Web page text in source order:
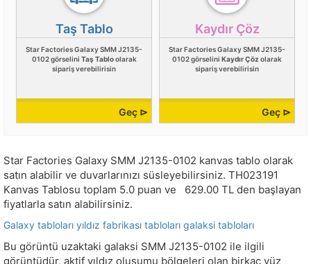
Taş Tablo
Star Factories Galaxy SMM J2135-
0102 görselini Taş Tabloolarak
sipariş verebilirisin
Geç ⊳
Kaydır Çöz
Star Factories Galaxy SMM J2135-
0102 görselini Kaydır Çöz olarak
sipariş verebilirisin
Geç ⊳
Star Factories Galaxy SMM J2135-0102 kanvas tablo olarak
satın alabilir ve duvarlarınızı süsleyebilirsiniz. TH023191
Kanvas Tablosu toplam 5.0 puan ve 629.00 TL den başlayan
fiyatlarla satın alabilirsiniz.
Galaxy tabloları yıldız fabrikası tabloları galaksi tabloları
Bu görüntü uzaktaki galaksi SMM J2135-0102 ile ilgili
görüntüdür, aktif yıldız oluşumu bölgeleri olan birkaç yüz